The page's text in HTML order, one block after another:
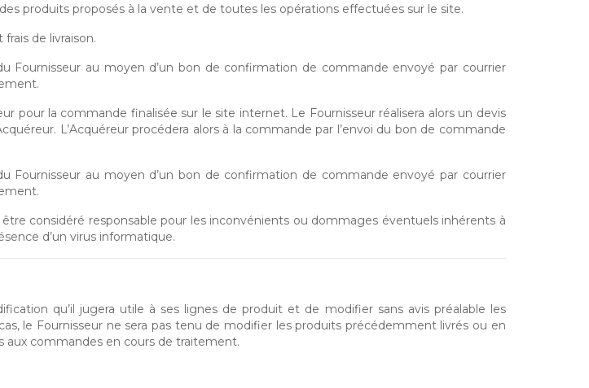
produits proposés à la vente et de toutes les opérations effectuées sur le site.
de livraison.
Fournisseur au moyen d’un bon de confirmation de commande envoyé par courrier
pour la commande finalisée sur le site internet. Le Fournisseur réalisera alors un devis
L’Acquéreur procédera alors à la commande par l’envoi du bon de commande
Fournisseur au moyen d’un bon de confirmation de commande envoyé par courrier
considéré responsable pour les inconvénients ou dommages éventuels inhérents à
d’un virus informatique.
qu’il jugera utile à ses lignes de produit et de modifier sans avis préalable les
le Fournisseur ne sera pas tenu de modifier les produits précédemment livrés ou en
aux commandes en cours de traitement.